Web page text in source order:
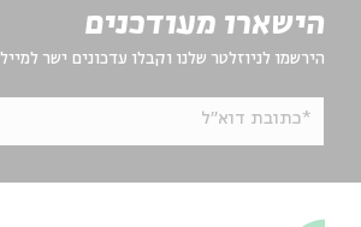
הישארו מעודכנים
הירשמו לניוזלטר שלנו וקבלו עדכונים ישר למייל
*כתובת דוא"ל